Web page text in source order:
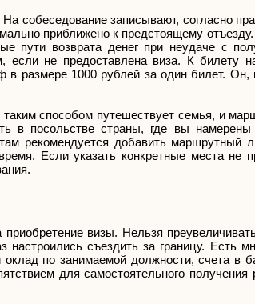
собеседование записывают, согласно
приближено к предстоящему отъезду.
пути возврата денег при неудаче с
если не предоставлена виза. К билету
размере 1000 рублей за один билет. Он,
способом путешествует семья, и
в посольстве страны, где вы
рекомендуется добавить маршрутный
Если указать конкретные места не
визы. Нельзя
съездить за границу. Есть
по занимаемой должности, счета в
для самостоятельного